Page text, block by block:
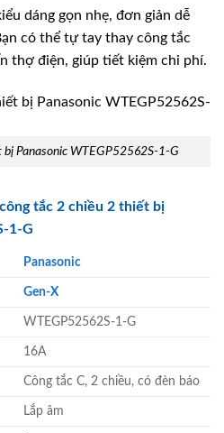
dáng gọn nhẹ, đơn giản dễ
có thể tự tay thay công tắc
thợ điện, giúp tiết kiệm chi phí.
Panasonic WTEGP52562S-1-G
tắc 2 chiều 2 thiết bị
1-G
Panasonic
Gen-X
WTEGP52562S-1-G
16A
Công tắc C, 2 chiều, có đèn báo
Lắp âm